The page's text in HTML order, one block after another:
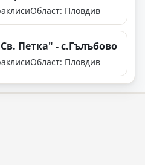
Област: Пловдив
Петка" - с.Гълъбово
Област: Пловдив